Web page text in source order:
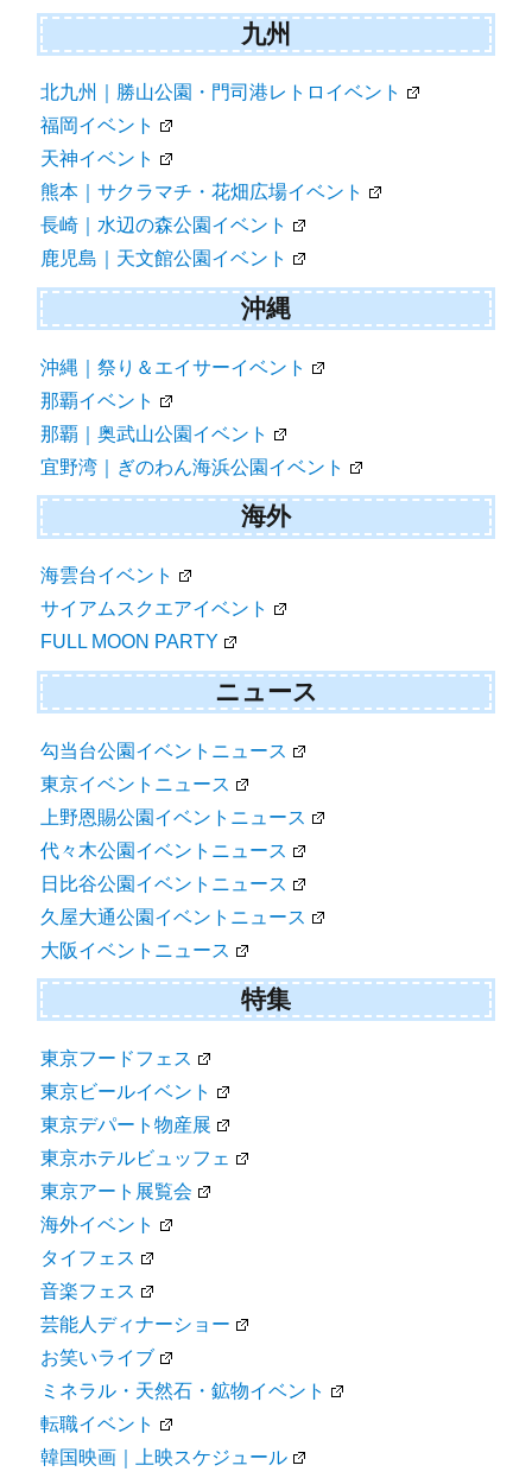
九州
北九州｜勝山公園・門司港レトロイベント
福岡イベント
天神イベント
熊本｜サクラマチ・花畑広場イベント
長崎｜水辺の森公園イベント
鹿児島｜天文館公園イベント
沖縄
沖縄｜祭り＆エイサーイベント
那覇イベント
那覇｜奥武山公園イベント
宜野湾｜ぎのわん海浜公園イベント
海外
海雲台イベント
サイアムスクエアイベント
FULL MOON PARTY
ニュース
勾当台公園イベントニュース
東京イベントニュース
上野恩賜公園イベントニュース
代々木公園イベントニュース
日比谷公園イベントニュース
久屋大通公園イベントニュース
大阪イベントニュース
特集
東京フードフェス
東京ビールイベント
東京デパート物産展
東京ホテルビュッフェ
東京アート展覧会
海外イベント
タイフェス
音楽フェス
芸能人ディナーショー
お笑いライブ
ミネラル・天然石・鉱物イベント
転職イベント
韓国映画｜上映スケジュール